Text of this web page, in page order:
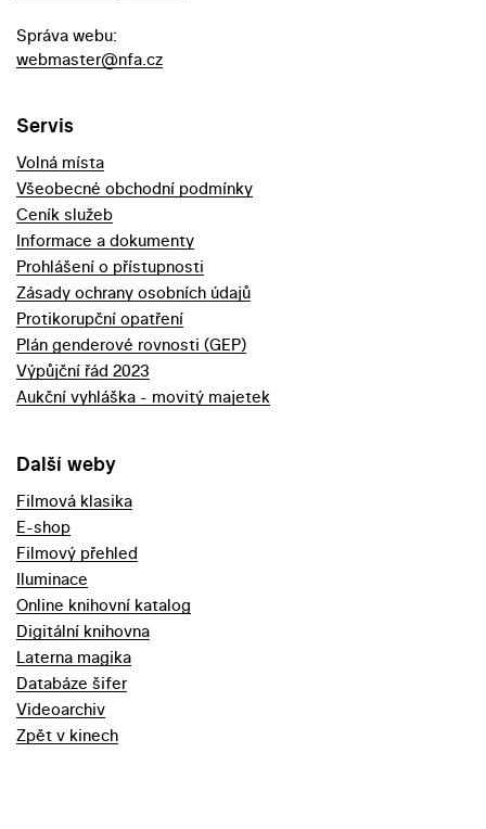
Správa webu:
webmaster@nfa.cz
Servis
Volná místa
Všeobecné obchodní podmínky
Ceník služeb
Informace a dokumenty
Prohlášení o přístupnosti
Zásady ochrany osobních údajů
Protikorupční opatření
Plán genderové rovnosti (GEP)
Výpůjční řád 2023
Aukční vyhláška - movitý majetek
Další weby
Filmová klasika
E-shop
Filmový přehled
Iluminace
Online knihovní katalog
Digitální knihovna
Laterna magika
Databáze šifer
Videoarchiv
Zpět v kinech